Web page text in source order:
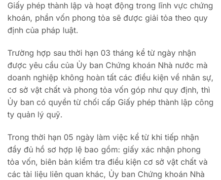
Giấy phép thành lập và hoạt động trong lĩnh vực chứng
khoán, phần vốn phong tỏa sẽ được giải tỏa theo quy
định của pháp luật.
Trường hợp sau thời hạn 03 tháng kể từ ngày nhận
được yêu cầu của Ủy ban Chứng khoán Nhà nước mà
doanh nghiệp không hoàn tất các điều kiện về nhân sự,
cơ sở vật chất và phong tỏa vốn góp như quy định, thì
Ủy ban có quyền từ chối cấp Giấy phép thành lập công
ty quản lý quỹ.
Trong thời hạn 05 ngày làm việc kể từ khi tiếp nhận
đầy đủ hồ sơ hợp lệ bao gồm: giấy xác nhận phong
tỏa vốn, biên bản kiểm tra điều kiện cơ sở vật chất và
các tài liệu liên quan khác, Ủy ban Chứng khoán Nhà